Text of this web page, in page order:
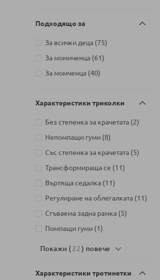
връх 26, София
Йерусалим, бл. 47В, жк. Младост
1
31
артикули
Детски магазин на ул.
Подходящо за
За всички деца 75
артикули
За момиченца 61
артикули
За момченца 40
артикули
Характеристики триколки
Без степенка за крачетата 2
артикули
Непомпащи гуми 8
артикули
Със степенка за крачетата 5
артикули
Трансформираща се
11
артикули
Въртяща седалка 11
артикули
Регулиране на облегалката 11
артикули
Сгъваема задна рамка 5
артикули
Помпащи гуми 1
артикул
Покажи (22 ) повече
Характеристики тротинетки